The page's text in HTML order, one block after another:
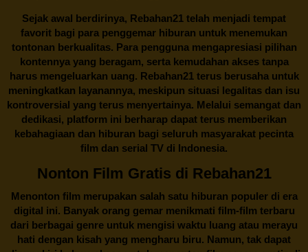
Sejak awal berdirinya, Rebahan21 telah menjadi tempat
favorit bagi para penggemar hiburan untuk menemukan
tontonan berkualitas. Para pengguna mengapresiasi pilihan
kontennya yang beragam, serta kemudahan akses tanpa
harus mengeluarkan uang. Rebahan21terus berusaha untuk
meningkatkan layanannya, meskipun situasi legalitas dan isu
kontroversial yang terus menyertainya. Melalui semangat dan
dedikasi, platform ini berharap dapat terus memberikan
kebahagiaan dan hiburan bagi seluruh masyarakat pecinta
film dan serial TV di Indonesia.
Nonton Film Gratis di Rebahan21
Menonton film merupakan salah satu hiburan populer di era
digital ini. Banyak orang gemar menikmati film-film terbaru
dari berbagai genre untuk mengisi waktu luang atau merayu
hati dengan kisah yang mengharu biru. Namun, tak dapat